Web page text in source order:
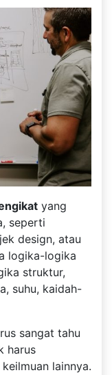
yang
seperti
design, atau
logika-logika
struktur,
suhu, kaidah-
sangat tahu
harus
lainnya.